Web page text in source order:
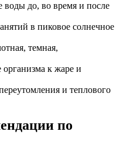
воды до, во время и после
в пиковое солнечное
темная,
к жаре и
и теплового
по